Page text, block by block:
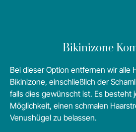
Bikinizone
Bei dieser Option entfernen wir alle
Bikinizone, einschließlich der
falls dies gewünscht ist. Es besteht
Möglichkeit, einen schmalen
Venushügel zu belassen.